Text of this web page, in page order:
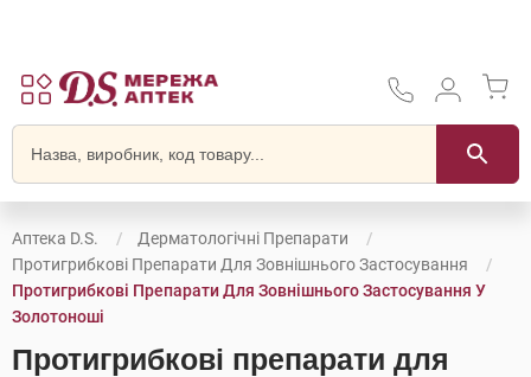
Аптека D.S.
Дерматологічні Препарати
Протигрибкові Препарати Для Зовнішнього Застосування
Протигрибкові Препарати Для Зовнішнього Застосування У
Золотоноші
Протигрибкові препарати для